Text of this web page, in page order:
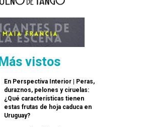
Más vistos
En Perspectiva Interior | Peras,
duraznos, pelones y ciruelas:
¿Qué características tienen
estas frutas de hoja caduca en
Uruguay?